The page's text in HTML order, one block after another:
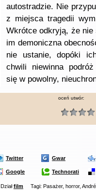
autostradzie. Nie
z miejsca tragedii
Wkrótce odkryją, że
im demoniczna
nie ustanie, dopóki
chwili niewinna
się w powolny,
oceń utwór:
Twitter Gwar
Google Technorati
Działfilm Tagi: Pasażer, horror,